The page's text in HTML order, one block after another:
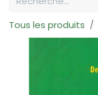
Tous les produits